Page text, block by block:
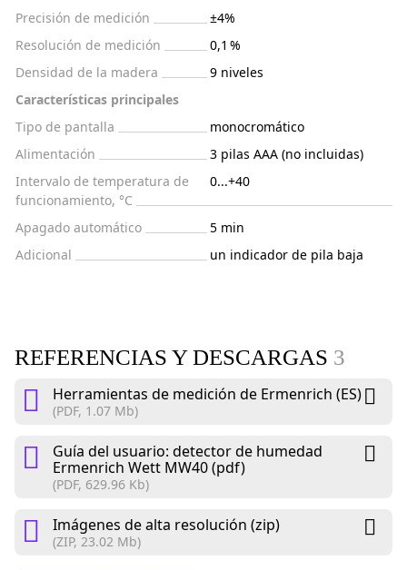
Precisión de medición
±4%
Resolución de medición
0,1 %
Densidad de la madera
9 niveles
Características principales
Tipo de pantalla
monocromático
Alimentación
3 pilas AAA (no incluidas)
Intervalo de temperatura de
funcionamiento, °C
0...+40
Apagado automático
5 min
Adicional
un indicador de pila baja
REFERENCIAS Y DESCARGAS 3
Herramientas de medición de Ermenrich (ES)
(PDF, 1.07 Mb)
Guía del usuario: detector de humedad
Ermenrich Wett MW40 (pdf)
(PDF, 629.96 Kb)
Imágenes de alta resolución (zip)
(ZIP, 23.02 Mb)